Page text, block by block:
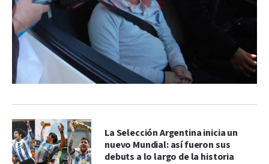
La Selección Argentina inicia un
nuevo Mundial: así fueron sus
debuts a lo largo de la historia